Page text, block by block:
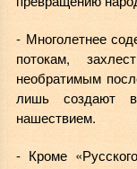
- Многолетнее
потокам,
необратимым
лишь создают
нашествием.
- Кроме